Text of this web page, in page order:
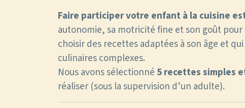
Faire participer votre enfant à la cuisine
autonomie, sa motricité fine et son goût
choisir des recettes adaptées à son âge et
culinaires complexes.
Nous avons sélectionné 5 recettes simples
réaliser (sous la supervision d’un adulte).